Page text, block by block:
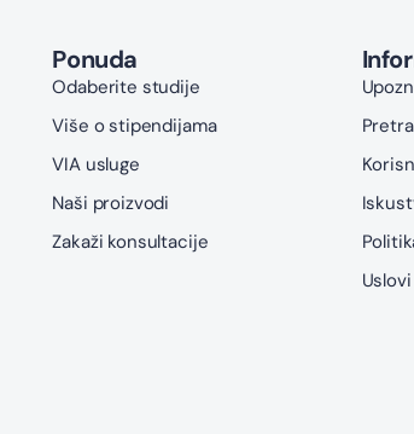
Ponuda
Odaberite studije
Više o stipendijama
VIA usluge
Naši proizvodi
Zakaži konsultacije